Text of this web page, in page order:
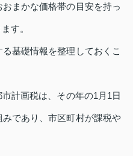
まかな価格帯の目安を持っ
す。
基礎情報を整理しておくこ
計画税は、その年の1月1日
であり、市区町村が課税や